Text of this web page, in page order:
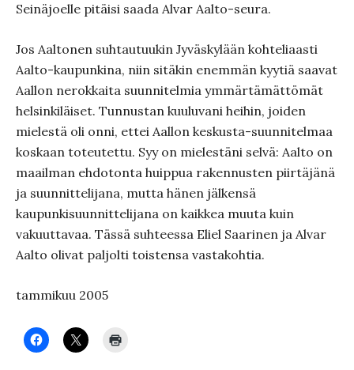
Seinäjoelle pitäisi saada Alvar Aalto-seura.
Jos Aaltonen suhtautuukin Jyväskylään kohteliaasti
Aalto-kaupunkina, niin sitäkin enemmän kyytiä saavat
Aallon nerokkaita suunnitelmia ymmärtämättömät
helsinkiläiset. Tunnustan kuuluvani heihin, joiden
mielestä oli onni, ettei Aallon keskusta-suunnitelmaa
koskaan toteutettu. Syy on mielestäni selvä: Aalto on
maailman ehdotonta huippua rakennusten piirtäjänä
ja suunnittelijana, mutta hänen jälkensä
kaupunkisuunnittelijana on kaikkea muuta kuin
vakuuttavaa. Tässä suhteessa Eliel Saarinen ja Alvar
Aalto olivat paljolti toistensa vastakohtia.
tammikuu 2005